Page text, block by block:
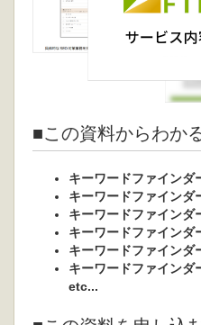
■この資料からわか
キーワードファインダ
キーワードファインダ
キーワードファインダ
キーワードファインダ
キーワードファインダ
キーワードファインダ
etc...